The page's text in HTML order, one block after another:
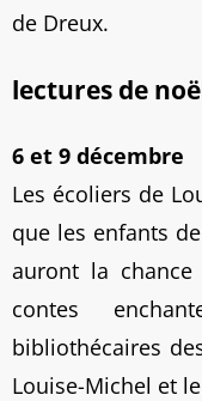
de Dreux.
lectures de
6 et 9 décembre
Les écoliers de
que les enfants
auront la chance
contes
bibliothécaires
Louise-Michel et